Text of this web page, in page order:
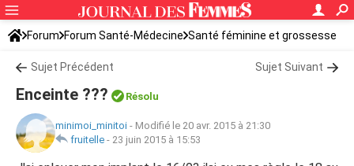
Forum Forum Santé-Médecine Santé féminine et grossesse
Tomber enceinte
Sujet Précédent Sujet Suivant
Enceinte ??? Résolu
minimoi_minitoi - Modifié le 20 avr. 2015 à 21:30
fruitelle - 23 juin 2015 à 15:53